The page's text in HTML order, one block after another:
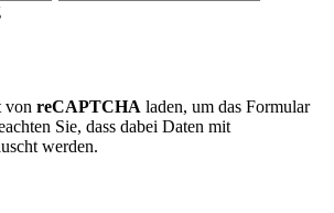
von reCAPTCHA laden, um das Formular
Sie, dass dabei Daten mit
werden.